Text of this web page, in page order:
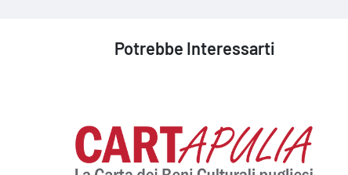
Potrebbe Interessarti